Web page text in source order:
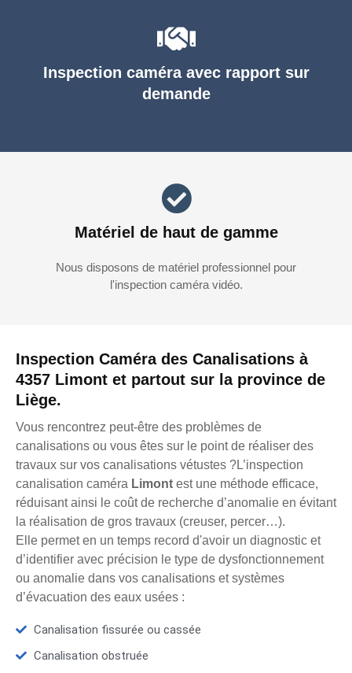
Inspection Caméra des Canalisations à
4357 Limont et partout sur la province de
Liège.
Vous rencontrez peut-être des problèmes de
canalisations ou vous êtes sur le point de réaliser des
travaux sur vos canalisations vétustes ?L’inspection
canalisation caméra Limont est une méthode efficace,
réduisant ainsi le coût de recherche d’anomalie en évitant
la réalisation de gros travaux (creuser, percer…).
Elle permet en un temps record d'avoir un diagnostic et
d’identifier avec précision le type de dysfonctionnement
ou anomalie dans vos canalisations et systèmes
d’évacuation des eaux usées :
Canalisation fissurée ou cassée
Canalisation obstruée
Inspection caméra avec rapport sur
demande
Matériel de haut de gamme
Nous disposons de matériel professionnel pour
l'inspection caméra vidéo.